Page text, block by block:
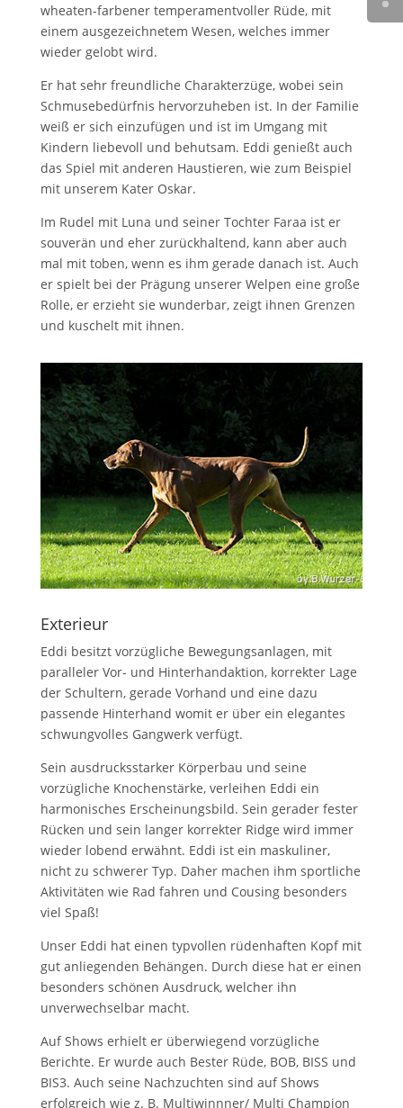
wheaten-farbener temperamentvoller Rüde, mit
einem ausgezeichnetem Wesen, welches immer
wieder gelobt wird.
Er hat sehr freundliche Charakterzüge, wobei sein
Schmusebedürfnis hervorzuheben ist. In der Familie
weiß er sich einzufügen und ist im Umgang mit
Kindern liebevoll und behutsam. Eddi genießt auch
das Spiel mit anderen Haustieren, wie zum Beispiel
mit unserem Kater Oskar.
Im Rudel mit Luna und seiner Tochter Faraa ist er
souverän und eher zurückhaltend, kann aber auch
mal mit toben, wenn es ihm gerade danach ist. Auch
er spielt bei der Prägung unserer Welpen eine große
Rolle, er erzieht sie wunderbar, zeigt ihnen Grenzen
und kuschelt mit ihnen.
Exterieur
Eddi besitzt vorzügliche Bewegungsanlagen, mit
paralleler Vor- und Hinterhandaktion, korrekter Lage
der Schultern, gerade Vorhand und eine dazu
passende Hinterhand womit er über ein elegantes
schwungvolles Gangwerk verfügt.
Sein ausdrucksstarker Körperbau und seine
vorzügliche Knochenstärke, verleihen Eddi ein
harmonisches Erscheinungsbild. Sein gerader fester
Rücken und sein langer korrekter Ridge wird immer
wieder lobend erwähnt. Eddi ist ein maskuliner,
nicht zu schwerer Typ. Daher machen ihm sportliche
Aktivitäten wie Rad fahren und Cousing besonders
viel Spaß!
Unser Eddi hat einen typvollen rüdenhaften Kopf mit
gut anliegenden Behängen. Durch diese hat er einen
besonders schönen Ausdruck, welcher ihn
unverwechselbar macht.
Auf Shows erhielt er überwiegend vorzügliche
Berichte. Er wurde auch Bester Rüde, BOB, BISS und
BIS3. Auch seine Nachzuchten sind auf Shows
erfolgreich wie z. B. Multiwinnner/ Multi Champion